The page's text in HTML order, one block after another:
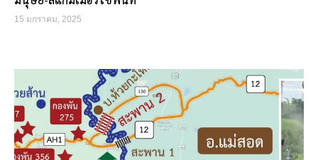
15 มกราคม, 2025